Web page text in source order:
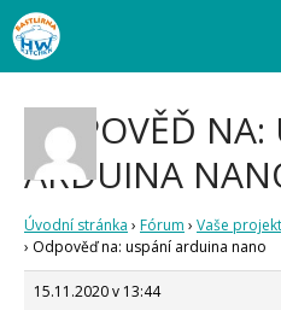
Webový magazín o bastlení a
elektroniky zábavnou formou!
ODPOVĚĎ
ARDUINA
Úvodní stránka › Fórum › Vaše
› Odpověď na: uspání arduina nano
15.11.2020 v 13:44